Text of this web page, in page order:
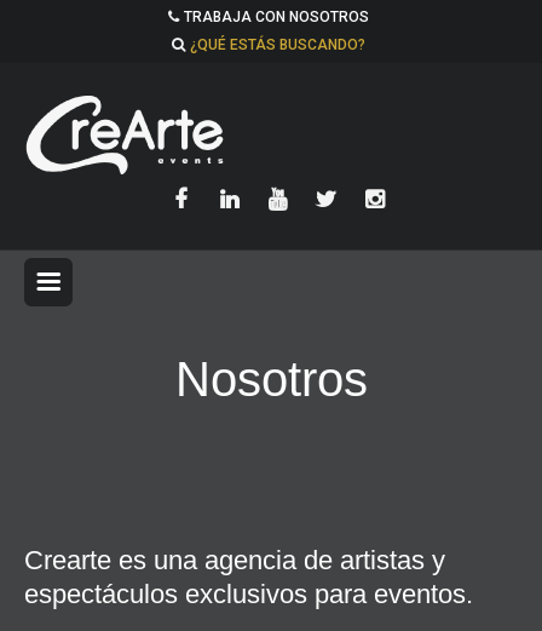
TRABAJA CON NOSOTROS
¿QUÉ ESTÁS BUSCANDO?
Nosotros
Crearte es una agencia de artistas y
espectáculos exclusivos para eventos.